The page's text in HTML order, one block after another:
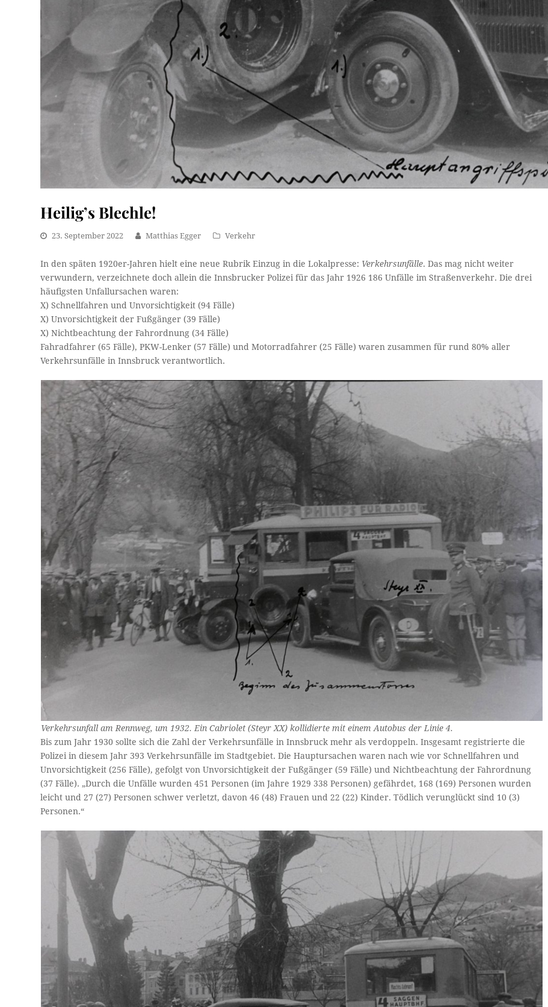
Heilig’s Blechle!
23. September 2022 Matthias Egger Verkehr
In den späten 1920er-Jahren hielt eine neue Rubrik Einzug in die Lokalpresse: Verkehrsunfälle. Das mag nicht weiter
verwundern, verzeichnete doch allein die Innsbrucker Polizei für das Jahr 1926 186 Unfälle im Straßenverkehr. Die drei
häufigsten Unfallursachen waren:
X) Schnellfahren und Unvorsichtigkeit (94 Fälle)
X) Unvorsichtigkeit der Fußgänger (39 Fälle)
X) Nichtbeachtung der Fahrordnung (34 Fälle)
Fahradfahrer (65 Fälle), PKW-Lenker (57 Fälle) und Motorradfahrer (25 Fälle) waren zusammen für rund 80% aller
Verkehrsunfälle in Innsbruck verantwortlich.
Verkehrsunfall am Rennweg, um 1932. Ein Cabriolet (Steyr XX) kollidierte mit einem Autobus der Linie 4.
Bis zum Jahr 1930 sollte sich die Zahl der Verkehrsunfälle in Innsbruck mehr als verdoppeln. Insgesamt registrierte die
Polizei in diesem Jahr 393 Verkehrsunfälle im Stadtgebiet. Die Hauptursachen waren nach wie vor Schnellfahren und
Unvorsichtigkeit (256 Fälle), gefolgt von Unvorsichtigkeit der Fußgänger (59 Fälle) und Nichtbeachtung der Fahrordnung
(37 Fälle). „Durch die Unfälle wurden 451 Personen (im Jahre 1929 338 Personen) gefährdet, 168 (169) Personen wurden
leicht und 27 (27) Personen schwer verletzt, davon 46 (48) Frauen und 22 (22) Kinder. Tödlich verunglückt sind 10 (3)
Personen.“